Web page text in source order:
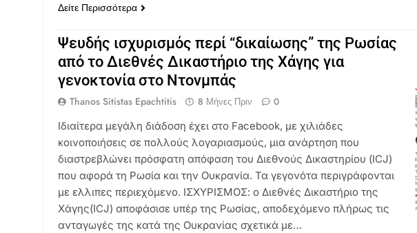
Δείτε Περισσότερα
Ψευδής ισχυρισμός περί “δικαίωσης” της Ρωσίας
από το Διεθνές Δικαστήριο της Χάγης για
γενοκτονία στο Ντονμπάς
Thanos Sitistas Epachtitis 8 Μήνες Πριν
0
Ιδιαίτερα μεγάλη διάδοση έχει στο Facebook, με χιλιάδες
κοινοποιήσεις σε πολλούς λογαριασμούς, μια ανάρτηση που
διαστρεβλώνει πρόσφατη απόφαση του Διεθνούς Δικαστηρίου (ICJ)
που αφορά τη Ρωσία και την Ουκρανία. Τα γεγονότα περιγράφονται
με ελλιπες περιεχόμενο. ΙΣΧΥΡΙΣΜΟΣ: ο Διεθνές Δικαστήριο της
Χάγης(ICJ) αποφάσισε υπέρ της Ρωσίας, αποδεχόμενο πλήρως τις
ανταγωγές της κατά της Ουκρανίας σχετικά με…